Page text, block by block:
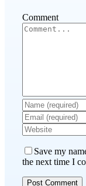
Comment
Save my
the next time I